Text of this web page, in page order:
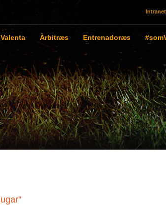
Intranet
Valenta Àrbitræs Entrenadoræs